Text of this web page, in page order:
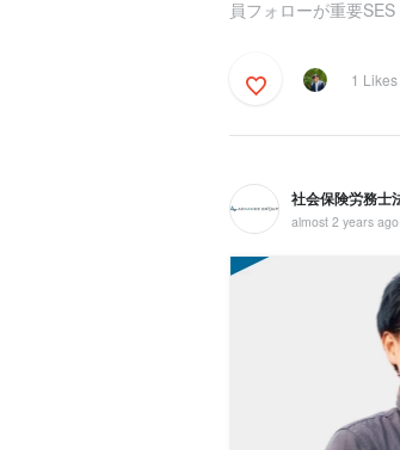
員フォローが重要SES
1 Likes
社会保険労務士
almost 2 years ago